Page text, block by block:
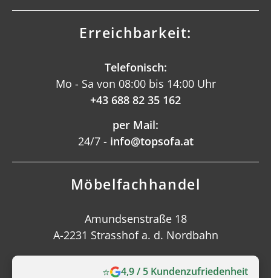
Erreichbarkeit:
Telefonisch:
Mo - Sa von 08:00 bis 14:00 Uhr
+43 688 82 35 162
per Mail:
24/7 - info@topsofa.at
Möbelfachhandel
Amundsenstraße 18
A-2231 Strasshof a. d. Nordbahn
⭐ 4,9 / 5 Kundenzufriedenheit